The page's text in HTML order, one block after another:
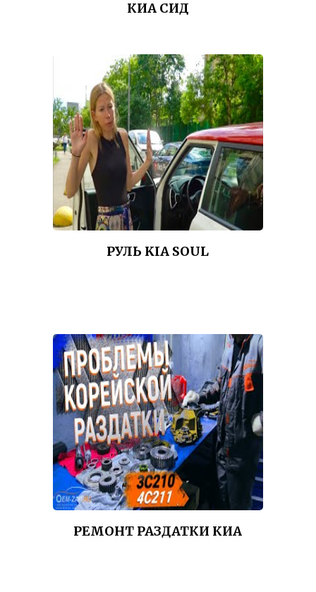
КИА СИД
РУЛЬ KIA SOUL
РЕМОНТ РАЗДАТКИ КИА